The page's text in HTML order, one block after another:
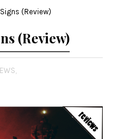
(Review)
(Review)